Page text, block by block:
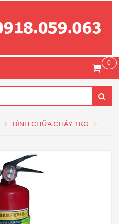
0
BÌNH CHỮA CHÁY 1KG